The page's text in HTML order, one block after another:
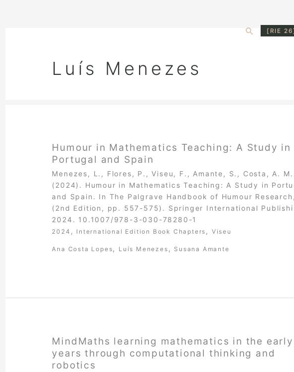
Search
[RIE
Luís Menezes
Humour in Mathematics Teaching: A Study in
Portugal and Spain
Menezes, L., Flores, P., Viseu, F., Amante, S., Costa, A. M.
(2024). Humour in Mathematics Teaching: A Study in
and Spain. In The Palgrave Handbook of Humour
(2nd Edition, pp. 557-575). Springer International
2024. 10.1007/978-3-030-78280-1
2024 , International Edition Book Chapters , Viseu
Ana Costa Lopes , Luís Menezes , Susana Amante
MindMaths learning mathematics in the early
years through computational thinking and
robotics